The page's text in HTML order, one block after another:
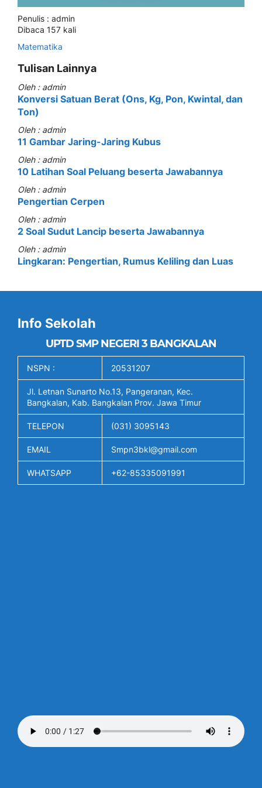
Penulis : admin
Dibaca 157 kali
Matematika
Tulisan Lainnya
Oleh : admin
Konversi Satuan Berat (Ons, Kg, Pon, Kwintal, dan
Ton)
Oleh : admin
11 Gambar Jaring-Jaring Kubus
Oleh : admin
10 Latihan Soal Peluang beserta Jawabannya
Oleh : admin
Pengertian Cerpen
Oleh : admin
2 Soal Sudut Lancip beserta Jawabannya
Oleh : admin
Lingkaran: Pengertian, Rumus Keliling dan Luas
Info Sekolah
UPTD SMP NEGERI 3 BANGKALAN
NSPN : 20531207
Jl. Letnan Sunarto No.13, Pangeranan, Kec.
Bangkalan, Kab. Bangkalan Prov. Jawa Timur
TELEPON (031) 3095143
EMAIL Smpn3bkl@gmail.com
WHATSAPP +62-85335091991